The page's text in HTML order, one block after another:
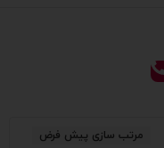
مرتب سازی پیش فرض